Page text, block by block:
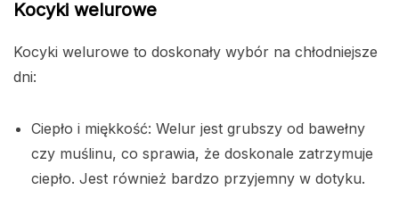
Kocyki welurowe
Kocyki welurowe to doskonały wybór na chłodniejsze
dni:
Ciepło i miękkość: Welur jest grubszy od bawełny
czy muślinu, co sprawia, że doskonale zatrzymuje
ciepło. Jest również bardzo przyjemny w dotyku.